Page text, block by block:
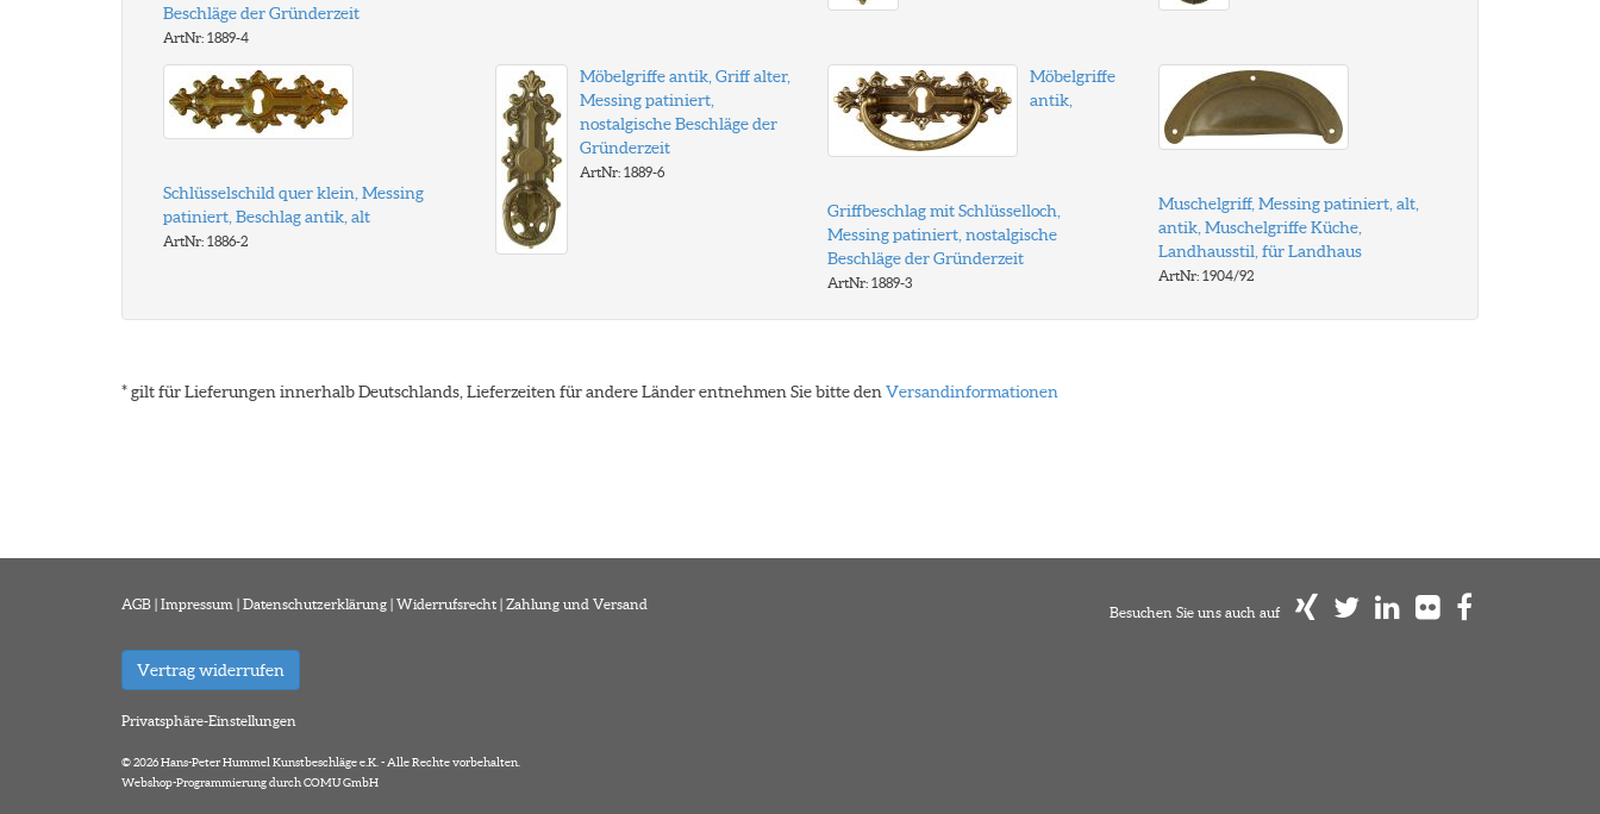
Beschläge der Gründerzeit
ArtNr: 1889-4
Schlüsselschild quer klein, Messing
patiniert, Beschlag antik, alt
ArtNr: 1886-2
Möbelgriffe antik, Griff alter,
Messing patiniert,
nostalgische Beschläge der
Gründerzeit
ArtNr: 1889-6
Möbelgriffe
antik,
Griffbeschlag mit Schlüsselloch,
Messing patiniert, nostalgische
Beschläge der Gründerzeit
ArtNr: 1889-3
Muschelgriff, Messing patiniert, alt,
antik, Muschelgriffe Küche,
Landhausstil, für Landhaus
ArtNr: 1904/92
* gilt für Lieferungen innerhalb Deutschlands, Lieferzeiten für andere Länder entnehmen Sie bitte den Versandinformationen
AGB | Impressum | Datenschutzerklärung | Widerrufsrecht | Zahlung und Versand
Vertrag widerrufen
Privatsphäre-Einstellungen
© 2026 Hans-Peter Hummel Kunstbeschläge e.K. - Alle Rechte vorbehalten.
Webshop-Programmierung durch COMU GmbH
Besuchen Sie uns auch auf